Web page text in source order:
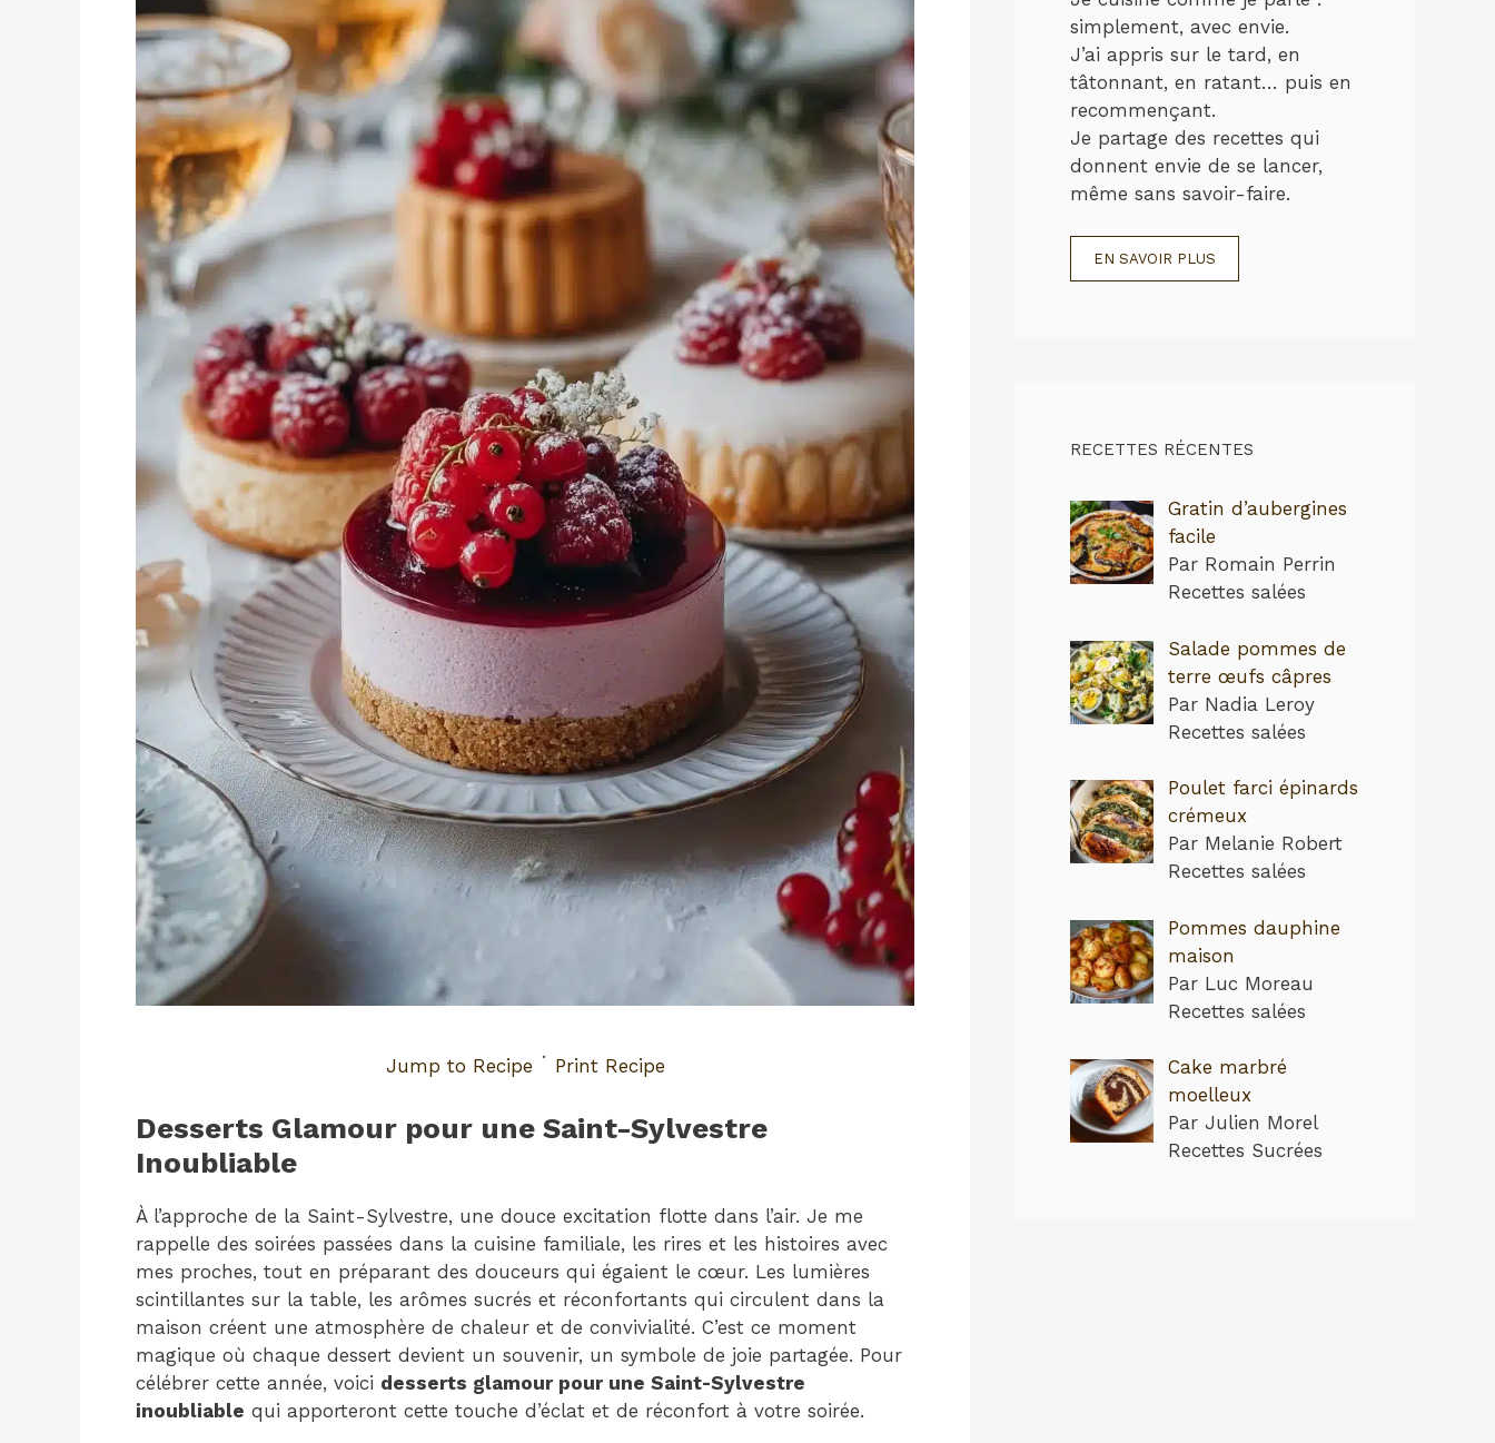
Jump to Recipe · Print Recipe
Desserts Glamour pour une Saint-Sylvestre
Inoubliable
À l’approche de la Saint-Sylvestre, une douce excitation flotte dans l’air. Je me
rappelle des soirées passées dans la cuisine familiale, les rires et les histoires avec
mes proches, tout en préparant des douceurs qui égaient le cœur. Les lumières
scintillantes sur la table, les arômes sucrés et réconfortants qui circulent dans la
maison créent une atmosphère de chaleur et de convivialité. C’est ce moment
magique où chaque dessert devient un souvenir, un symbole de joie partagée. Pour
célébrer cette année, voici desserts glamour pour une Saint-Sylvestre
inoubliable qui apporteront cette touche d’éclat et de réconfort à votre soirée.
simplement, avec envie.
J’ai appris sur le tard, en
tâtonnant, en ratant… puis en
recommençant.
Je partage des recettes qui
donnent envie de se lancer,
même sans savoir-faire.
EN SAVOIR PLUS
RECETTES RÉCENTES
Gratin d’aubergines
facile
Par Romain Perrin
Recettes salées
Salade pommes de
terre œufs câpres
Par Nadia Leroy
Recettes salées
Poulet farci épinards
crémeux
Par Melanie Robert
Recettes salées
Pommes dauphine
maison
Par Luc Moreau
Recettes salées
Cake marbré
moelleux
Par Julien Morel
Recettes Sucrées